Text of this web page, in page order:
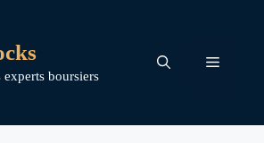
boursiers
Menu